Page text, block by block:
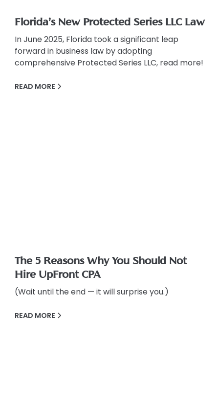
Florida’s New Protected Series LLC Law
In June 2025, Florida took a significant leap
forward in business law by adopting
comprehensive Protected Series LLC, read more!
READ MORE
The 5 Reasons Why You Should Not
Hire UpFront CPA
(Wait until the end — it will surprise you.)
READ MORE